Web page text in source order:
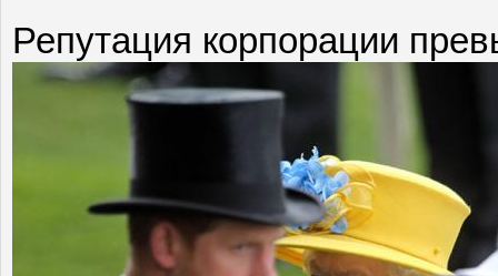
Репутация корпорации